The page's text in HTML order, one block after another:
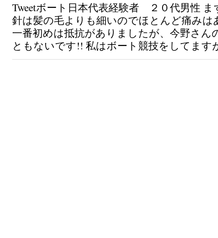
Tweetボート日本代表経験者 ２０代男性 ま
針は髪の毛よりも細いのでほとんど痛み
一番初めは抵抗がありましたが、今野さん
ともないです!! 私はボート競技をしてま